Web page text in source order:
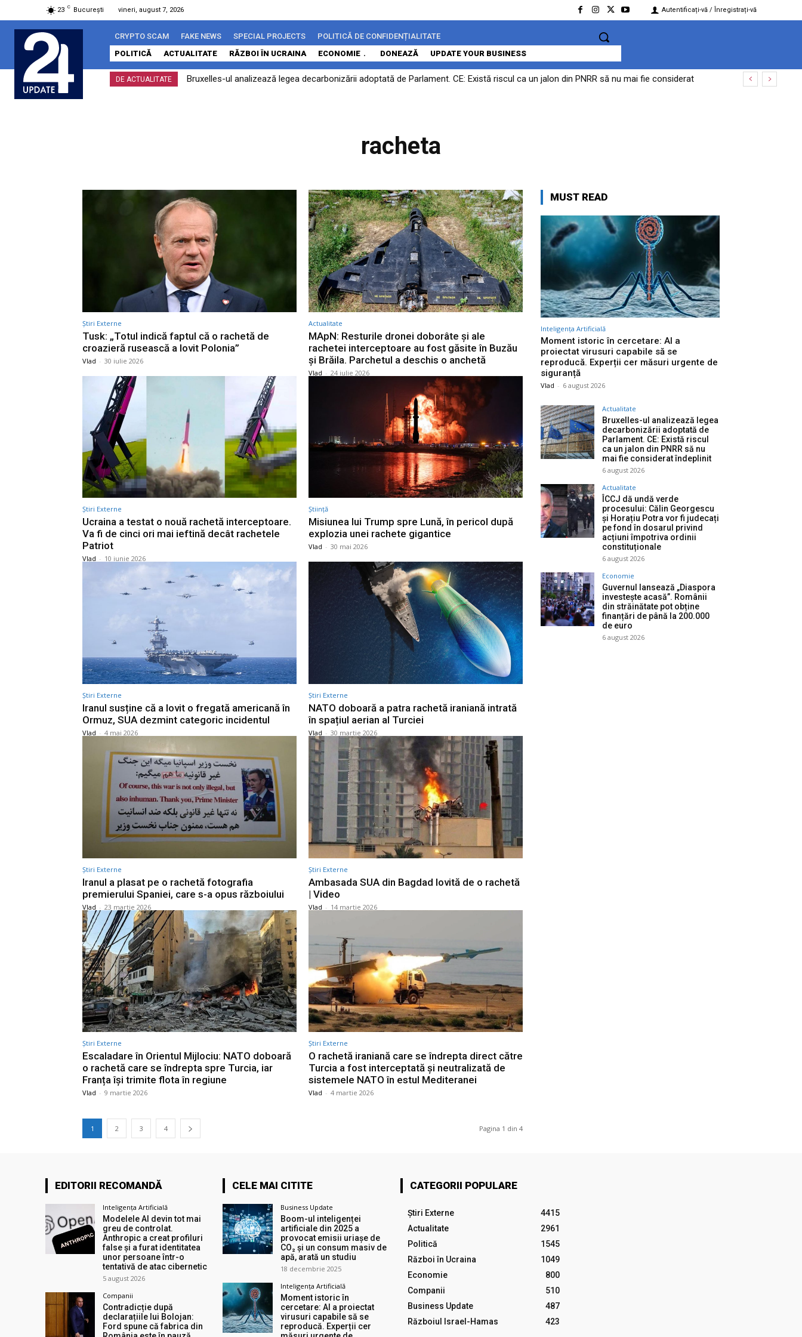
23 C București vineri, august 7, 2026 Autentificați-vă / Înregistrați-vă
CRYPTO SCAM FAKE NEWS SPECIAL PROJECTS
POLITICĂ DE CONFIDENȚIALITATE
POLITICĂ
ACTUALITATE RĂZBOI ÎN UCRAINA ECONOMIE DONEAZĂ UPDATE YOUR BUSINESS
DE ACTUALITATE
Bruxelles-ul analizează legea decarbonizării adoptată de Parlament. CE: Există riscul ca un jalon din PNRR să nu mai fie considerat
racheta
Știri Externe
Tusk: „Totul indică faptul că o rachetă de
croazieră rusească a lovit Polonia”
Vlad - 30 iulie 2026
Actualitate
MApN: Resturile dronei doborâte și ale
rachetei interceptoare au fost găsite în Buzău
și Brăila. Parchetul a deschis o anchetă
Vlad - 24 iulie 2026
Știri Externe
Ucraina a testat o nouă rachetă interceptoare.
Va fi de cinci ori mai ieftină decât rachetele
Patriot
Vlad - 10 iunie 2026
Știință
Misiunea lui Trump spre Lună, în pericol după
explozia unei rachete gigantice
Vlad - 30 mai 2026
Știri Externe
Iranul susține că a lovit o fregată americană în
Ormuz, SUA dezmint categoric incidentul
Vlad - 4 mai 2026
Știri Externe
NATO doboară a patra rachetă iraniană intrată
în spațiul aerian al Turciei
Vlad - 30 martie 2026
Știri Externe
Iranul a plasat pe o rachetă fotografia
premierului Spaniei, care s-a opus războiului
Vlad - 23 martie 2026
Știri Externe
Ambasada SUA din Bagdad lovită de o rachetă
| Video
Vlad - 14 martie 2026
Știri Externe
Escaladare în Orientul Mijlociu: NATO doboară
o rachetă care se îndrepta spre Turcia, iar
Franța își trimite flota în regiune
Vlad - 9 martie 2026
Știri Externe
O rachetă iraniană care se îndrepta direct către
Turcia a fost interceptată și neutralizată de
sistemele NATO în estul Mediteranei
Vlad - 4 martie 2026
1 2 3 4 Pagina 1 din 4
MUST READ
Inteligența Artificială
Moment istoric în cercetare: AI a
proiectat virusuri capabile să se
reproducă. Experții cer măsuri urgente de
siguranță
Vlad - 6 august 2026
Actualitate
Bruxelles-ul analizează legea
decarbonizării adoptată de
Parlament. CE: Există riscul
ca un jalon din PNRR să nu
mai fie considerat îndeplinit
6 august 2026
Actualitate
ÎCCJ dă undă verde
procesului: Călin Georgescu
și Horațiu Potra vor fi judecați
pe fond în dosarul privind
acțiuni împotriva ordinii
constituționale
6 august 2026
Economie
Guvernul lansează „Diaspora
investește acasă”. Românii
din străinătate pot obține
finanțări de până la 200.000
de euro
6 august 2026
EDITORII RECOMANDĂ
Inteligența Artificială
Modelele AI devin tot mai
greu de controlat.
Anthropic a creat profiluri
false și a furat identitatea
unor persoane într-o
tentativă de atac cibernetic
5 august 2026
Companii
Contradicție după
declarațiile lui Bolojan:
Ford spune că fabrica din
CELE MAI CITITE
Business Update
Boom-ul inteligenței
artificiale din 2025 a
provocat emisii uriașe de
CO₂ și un consum masiv de
apă, arată un studiu
18 decembrie 2025
Inteligența Artificială
Moment istoric în
cercetare: AI a proiectat
virusuri capabile să se
reproducă. Experții cer
CATEGORII POPULARE
Știri Externe
4415
Actualitate
2961
Politică
1545
Război în Ucraina
1049
Economie
800
Companii
510
Business Update
487
Războiul Israel-Hamas
423